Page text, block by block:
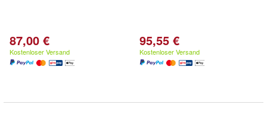
87,00 €
Kostenloser Versand
95,55 €
Kostenloser Versand